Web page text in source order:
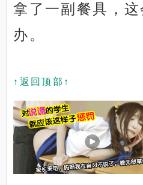
拿了一副餐具，
办。
↑返回顶部↑